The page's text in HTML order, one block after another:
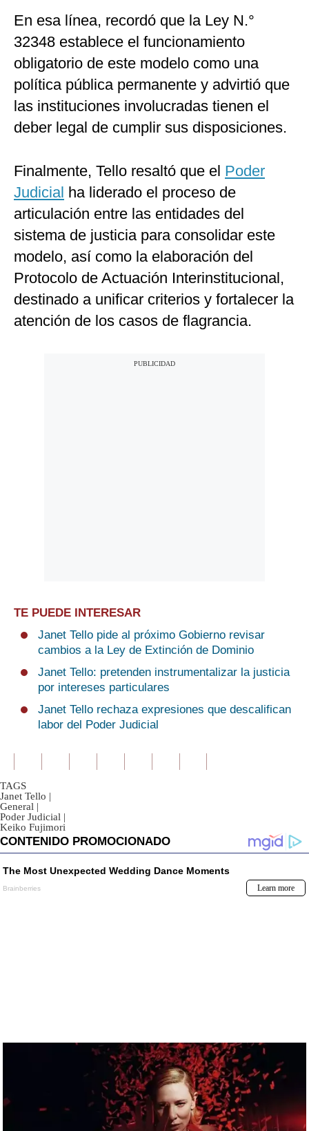
En esa línea, recordó que la Ley N.°
32348 establece el funcionamiento
obligatorio de este modelo como una
política pública permanente y advirtió que
las instituciones involucradas tienen el
deber legal de cumplir sus disposiciones.
Finalmente, Tello resaltó que el Poder
Judicial ha liderado el proceso de
articulación entre las entidades del
sistema de justicia para consolidar este
modelo, así como la elaboración del
Protocolo de Actuación Interinstitucional,
destinado a unificar criterios y fortalecer la
atención de los casos de flagrancia.
TE PUEDE INTERESAR
Janet Tello pide al próximo Gobierno revisar
cambios a la Ley de Extinción de Dominio
Janet Tello: pretenden instrumentalizar la justicia
por intereses particulares
Janet Tello rechaza expresiones que descalifican
labor del Poder Judicial
TAGS
Janet Tello |
General |
Poder Judicial |
Keiko Fujimori